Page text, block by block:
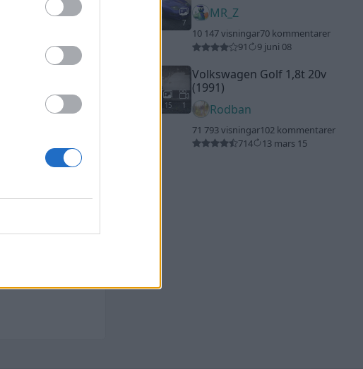
7
MR_Z
10 147 visningar70 kommentarer
91
9 juni 08
15 1
Volkswagen Golf 1,8t 20v
(1991)
Rodban
71 793 visningar102 kommentarer
714
13 mars 15